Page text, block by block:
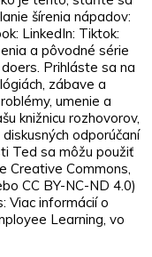
šírenia nápadov:
LinkedIn: Tiktok:
a pôvodné série
Prihláste sa na
zábave a
umenie a
knižnicu rozhovorov,
odporúčaní
Ted sa môžu použiť
Creative Commons,
CC BY-NC-ND 4.0)
Viac informácií o
Learning, vo